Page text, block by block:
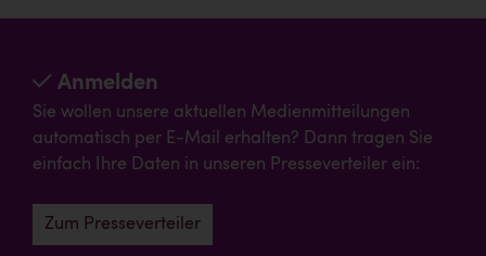
Anmelden
Sie wollen unsere aktuellen Medienmitteilungen
automatisch per E-Mail erhalten? Dann tragen Sie
einfach Ihre Daten in unseren Presseverteiler ein:
Zum Presseverteiler